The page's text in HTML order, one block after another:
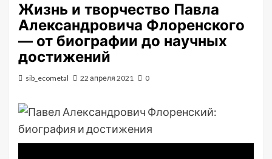
Жизнь и творчество Павла
Александровича Флоренского
— от биографии до научных
достижений
sib_ecometal 22 апреля 2021 0